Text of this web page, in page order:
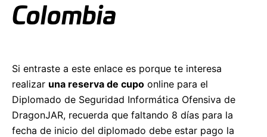
Colombia
Si entraste a este enlace es porque te interesa
realizar una reserva de cupo online para el
Diplomado de Seguridad Informática Ofensiva de
DragonJAR, recuerda que faltando 8 días para la
fecha de inicio del diplomado debe estar pago la